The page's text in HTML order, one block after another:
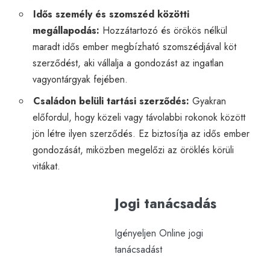
Idős személy és szomszéd közötti
megállapodás: Hozzátartozó és örökös nélkül
maradt idős ember megbízható szomszédjával köt
szerződést, aki vállalja a gondozást az ingatlan
vagyontárgyak fejében.
Családon belüli tartási szerződés: Gyakran
előfordul, hogy közeli vagy távolabbi rokonok között
jön létre ilyen szerződés. Ez biztosítja az idős ember
gondozását, miközben megelőzi az öröklés körüli
vitákat.
Jogi tanácsadás
Igényeljen Online jogi
tanácsadást